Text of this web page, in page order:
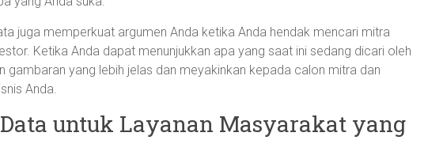
juga memperkuat argumen Anda ketika Anda hendak mencari mitra
Ketika Anda dapat menunjukkan apa yang saat ini sedang dicari oleh
gambaran yang lebih jelas dan meyakinkan kepada calon mitra dan
Anda.
untuk Layanan Masyarakat yang